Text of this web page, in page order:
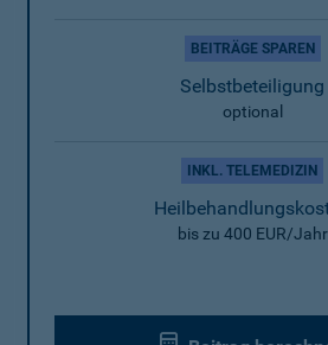
BEITRÄGE SPAREN
Selbstbeteiligung
optional
INKL. TELEMEDIZIN
bis zu 400 EUR/Jahr